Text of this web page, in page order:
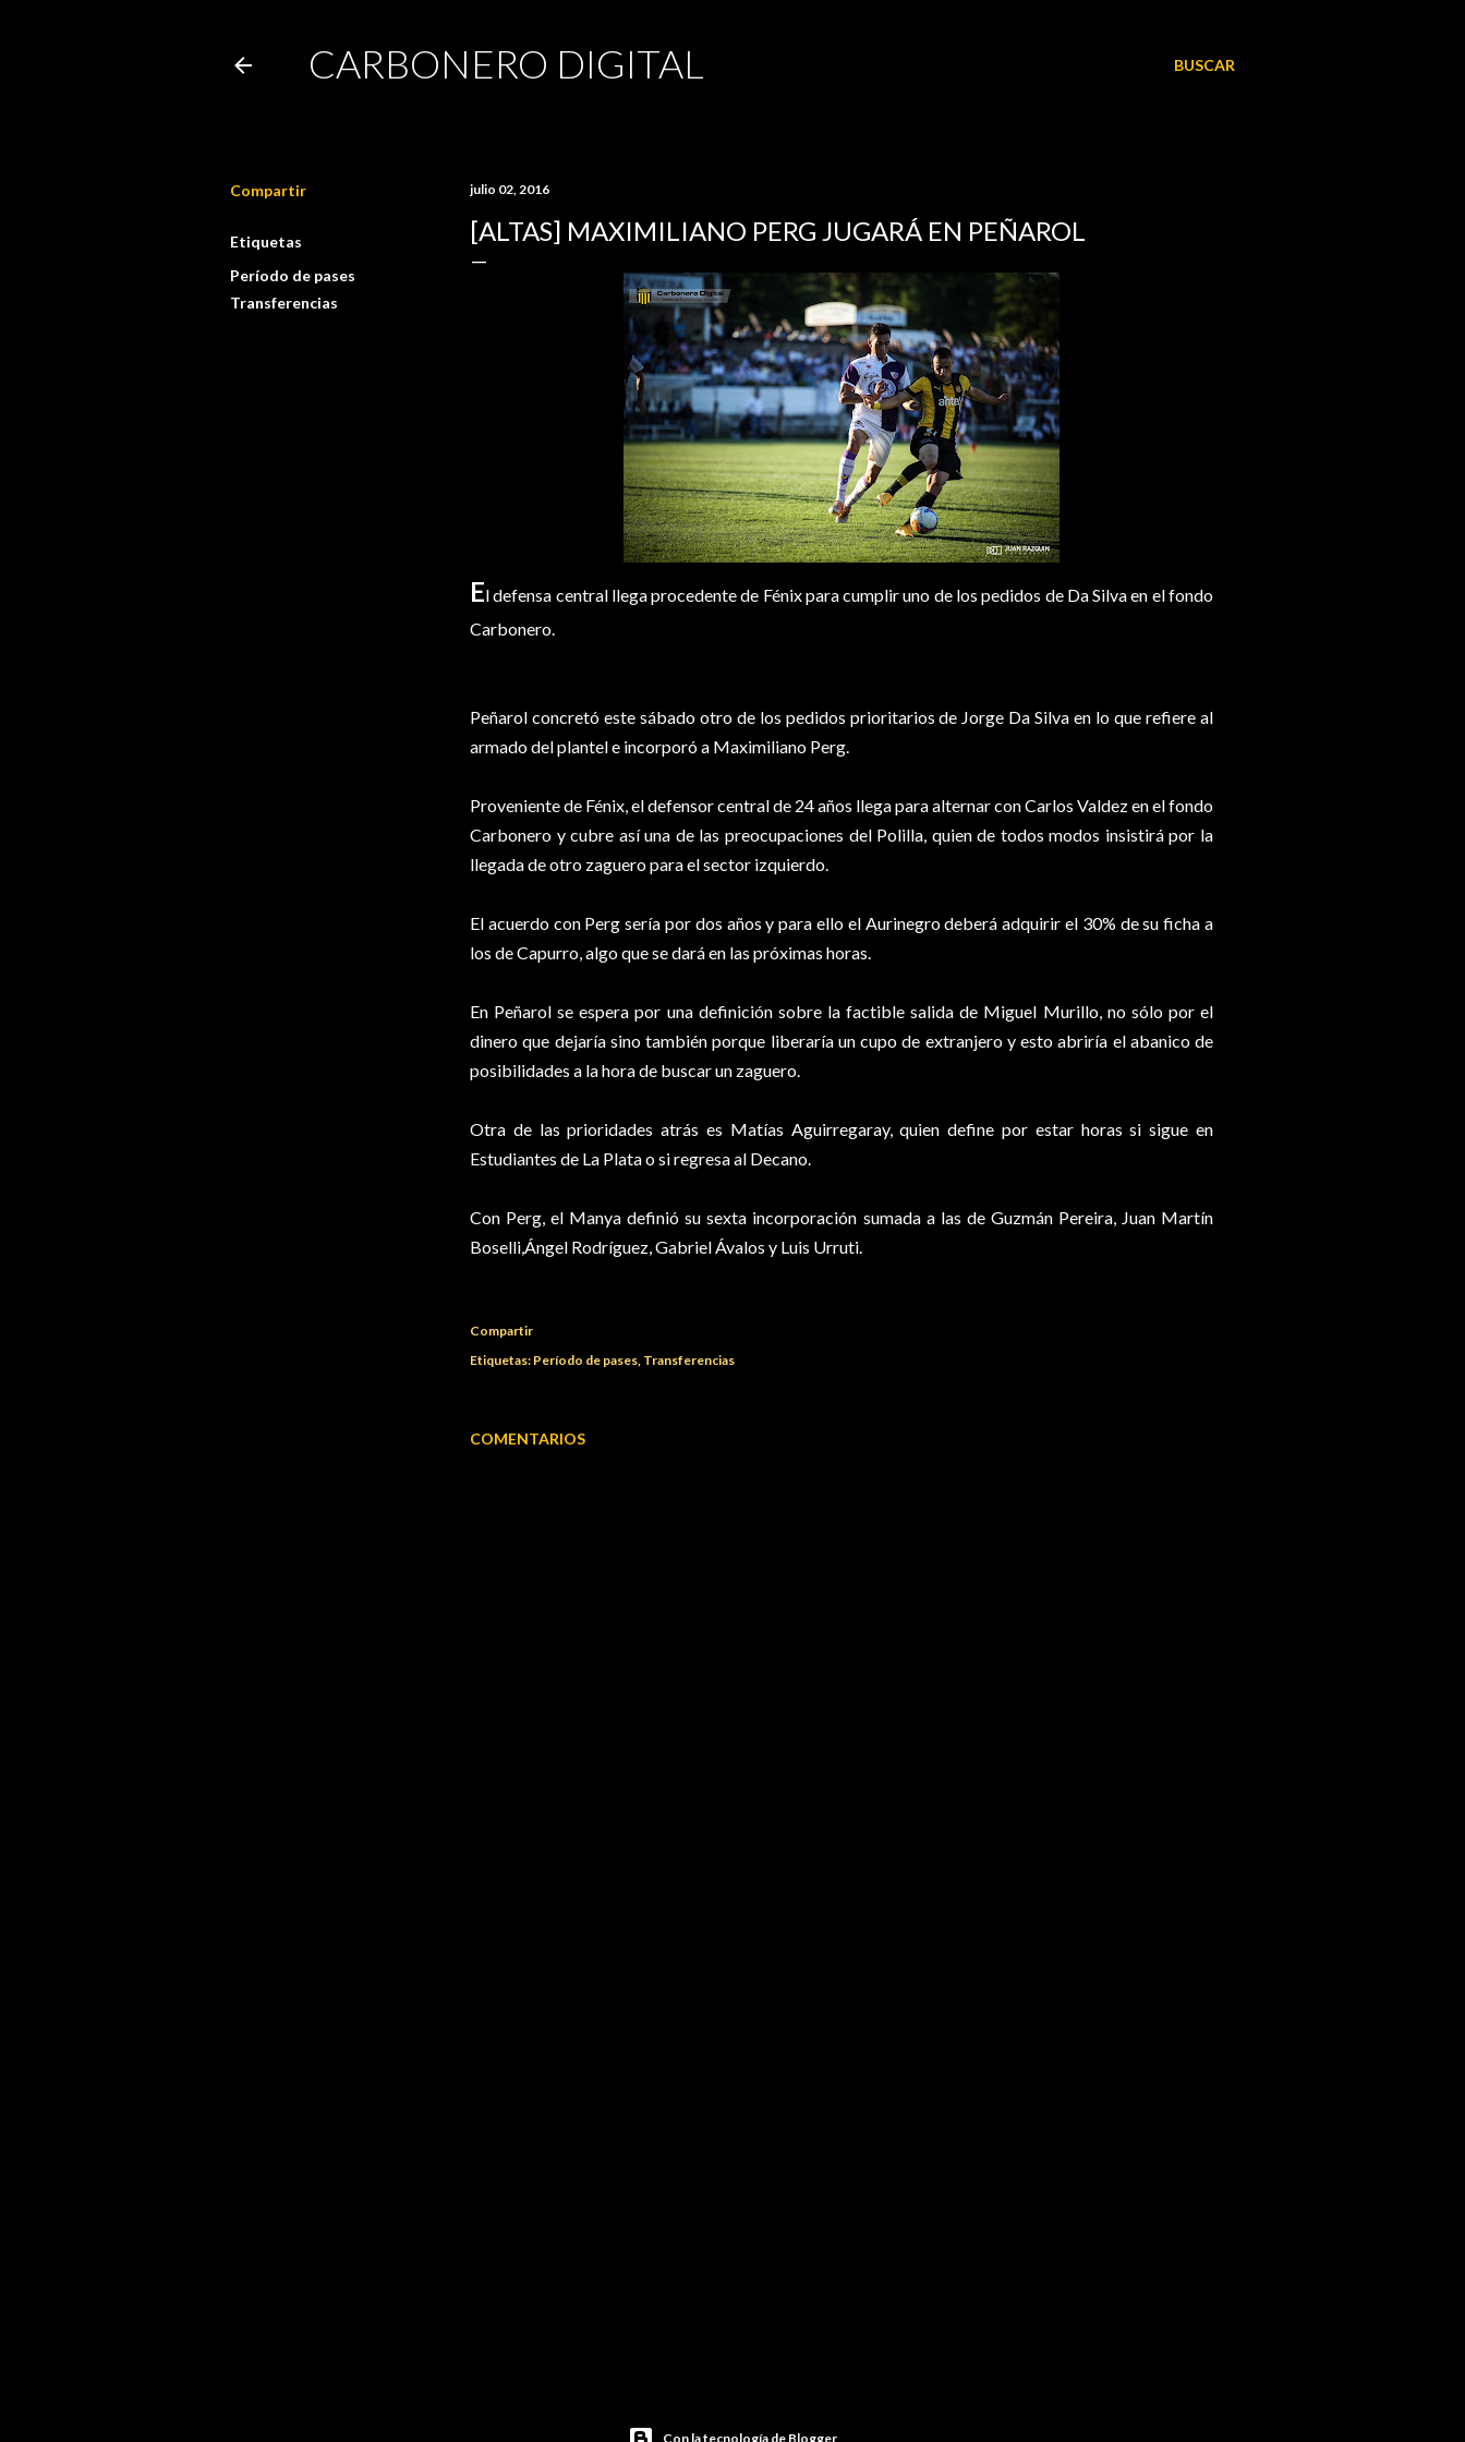
BUSCAR
CARBONERO DIGITAL
Compartir
Etiquetas
Período de pases
Transferencias
julio 02, 2016
[ALTAS] MAXIMILIANO PERG JUGARÁ EN PEÑAROL
El defensa central llega procedente de Fénix para cumplir uno de los pedidos de Da Silva en el fondo
Carbonero.
Peñarol concretó este sábado otro de los pedidos prioritarios de Jorge Da Silva en lo que refiere al
armado del plantel e incorporó a Maximiliano Perg.
Proveniente de Fénix, el defensor central de 24 años llega para alternar con Carlos Valdez en el fondo
Carbonero y cubre así una de las preocupaciones del Polilla, quien de todos modos insistirá por la
llegada de otro zaguero para el sector izquierdo.
El acuerdo con Perg sería por dos años y para ello el Aurinegro deberá adquirir el 30% de su ficha a
los de Capurro, algo que se dará en las próximas horas.
En Peñarol se espera por una definición sobre la factible salida de Miguel Murillo, no sólo por el
dinero que dejaría sino también porque liberaría un cupo de extranjero y esto abriría el abanico de
posibilidades a la hora de buscar un zaguero.
Otra de las prioridades atrás es Matías Aguirregaray, quien define por estar horas si sigue en
Estudiantes de La Plata o si regresa al Decano.
Con Perg, el Manya definió su sexta incorporación sumada a las de Guzmán Pereira, Juan Martín
Boselli,Ángel Rodríguez, Gabriel Ávalos y Luis Urruti.
Compartir
Etiquetas: Período de pases Transferencias
COMENTARIOS
Con la tecnología de Blogger